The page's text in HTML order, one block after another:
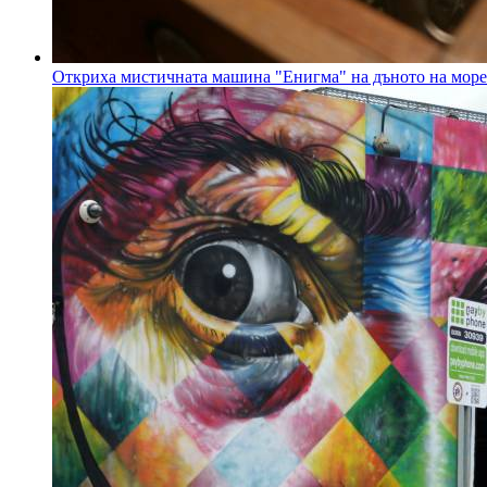
Откриха мистичната машина "Енигма" на дъното на